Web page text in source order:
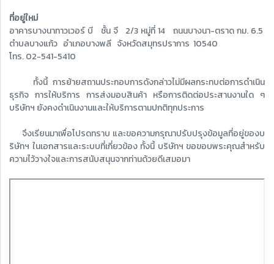
ที่อยู่ใหม่
อาคารบางนาทาวเวอร์ บี ชั้น จี 2/3 หมู่ที่ 14 ถนนบางนา-ตราด กม. 6.5
ตำบลบางแก้ว อำเภอบางพลี จังหวัดสมุทรปราการ 10540
โทร. 02-541-5410
ทั้งนี้ การย้ายสถานประกอบการดังกล่าวไม่มีผลกระทบต่อการดำเนิน
ธุรกิจ การให้บริการ การส่งมอบสินค้า หรือการติดต่อประสานงานใด ๆ
บริษัทฯ ยังคงดำเนินงานและให้บริการตามปกติทุกประการ
จึงเรียนมาเพื่อโปรดทราบ และขอความกรุณาปรับปรุงข้อมูลที่อยู่ของบ
ริษัทฯ ในเอกสารและระบบที่เกี่ยวข้อง ทั้งนี้ บริษัทฯ ขอขอบพระคุณสำหรับ
ความไว้วางใจและการสนับสนุนจากท่านด้วยดีเสมอมา